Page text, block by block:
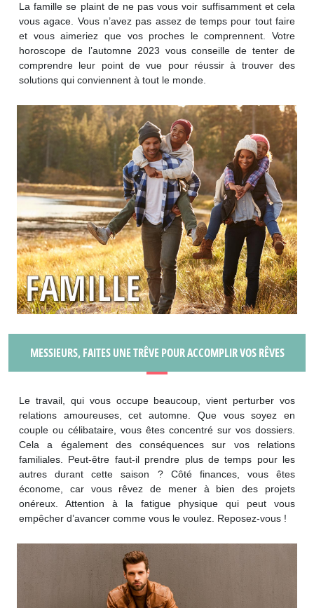
La famille se plaint de ne pas vous voir suffisamment et cela
vous agace. Vous n’avez pas assez de temps pour tout faire
et vous aimeriez que vos proches le comprennent. Votre
horoscope de l’automne 2023 vous conseille de tenter de
comprendre leur point de vue pour réussir à trouver des
solutions qui conviennent à tout le monde.
MESSIEURS, FAITES UNE TRÊVE POUR ACCOMPLIR VOS RÊVES
Le travail, qui vous occupe beaucoup, vient perturber vos
relations amoureuses, cet automne. Que vous soyez en
couple ou célibataire, vous êtes concentré sur vos dossiers.
Cela a également des conséquences sur vos relations
familiales. Peut-être faut-il prendre plus de temps pour les
autres durant cette saison ? Côté finances, vous êtes
économe, car vous rêvez de mener à bien des projets
onéreux. Attention à la fatigue physique qui peut vous
empêcher d’avancer comme vous le voulez. Reposez-vous !